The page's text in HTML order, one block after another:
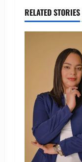
RELATED STORIES